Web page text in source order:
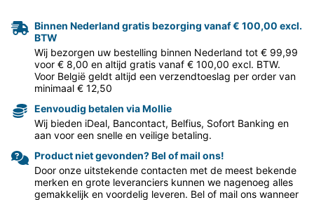
Binnen Nederland gratis bezorging vanaf € 100,00 excl.
BTW
Wij bezorgen uw bestelling binnen Nederland tot € 99,99
voor € 8,00 en altijd gratis vanaf € 100,00 excl. BTW.
Voor België geldt altijd een verzendtoeslag per order van
minimaal € 12,50
Eenvoudig betalen via Mollie
Wij bieden iDeal, Bancontact, Belfius, Sofort Banking en
aan voor een snelle en veilige betaling.
Product niet gevonden? Bel of mail ons!
Door onze uitstekende contacten met de meest bekende
merken en grote leveranciers kunnen we nagenoeg alles
gemakkelijk en voordelig leveren. Bel of mail ons wanneer